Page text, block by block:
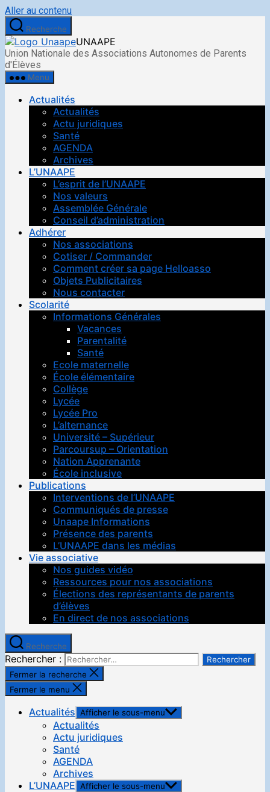
Aller au contenu
Recherche
UNAAPE
Union Nationale des Associations Autonomes de Parents
d'Élèves
Menu
Actualités
Actualités
Actu juridiques
Santé
AGENDA
Archives
L’UNAAPE
L’esprit de l’UNAAPE
Nos valeurs
Assemblée Générale
Conseil d’administration
Adhérer
Nos associations
Cotiser / Commander
Comment créer sa page Helloasso
Objets Publicitaires
Nous contacter
Scolarité
Informations Générales
Vacances
Parentalité
Santé
Ecole maternelle
École élémentaire
Collège
Lycée
Lycée Pro
L’alternance
Université – Supérieur
Parcoursup – Orientation
Nation Apprenante
École inclusive
Publications
Interventions de l’UNAAPE
Communiqués de presse
Unaape Informations
Présence des parents
L’UNAAPE dans les médias
Vie associative
Nos guides vidéo
Ressources pour nos associations
Élections des représentants de parents
d’élèves
En direct de nos associations
Recherche
Rechercher :
Fermer la recherche
Fermer le menu
Actualités Afficher le sous-menu
Actualités
Actu juridiques
Santé
AGENDA
Archives
L’UNAAPE Afficher le sous-menu